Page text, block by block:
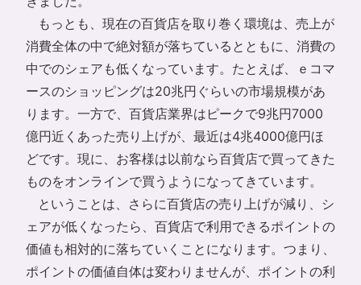
もっとも、現在の百貨店を取り巻く環境は、売上が
消費全体の中で絶対額が落ちているとともに、消費の
中でのシェアも低くなっています。たとえば、ｅコマ
ースのショッピングは20兆円ぐらいの市場規模があ
ります。一方で、百貨店業界はピークで9兆円7000
億円近くあった売り上げが、最近は4兆4000億円ほ
どです。現に、お客様は以前なら百貨店で買ってきた
ものをオンラインで買うようになってきています。
ということは、さらに百貨店の売り上げが減り、シ
ェアが低くなったら、百貨店で利用できるポイントの
価値も相対的に落ちていくことになります。つまり、
ポイントの価値自体は変わりませんが、ポイントの利